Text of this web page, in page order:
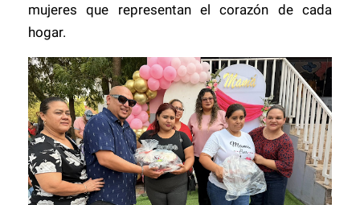
mujeres que representan el corazón de cada
hogar.